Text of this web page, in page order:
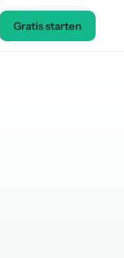
Gratis starten